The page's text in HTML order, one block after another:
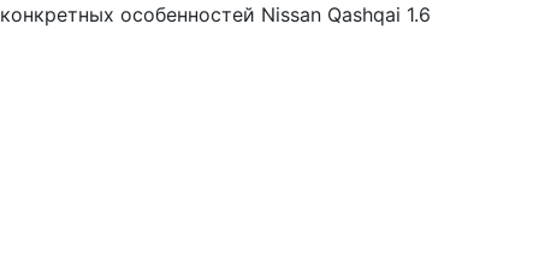
конкретных особенностей Nissan Qashqai 1.6